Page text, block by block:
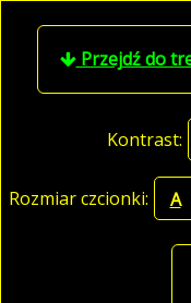
Przejdź do
Kontrast:
Rozmiar czcionki: A